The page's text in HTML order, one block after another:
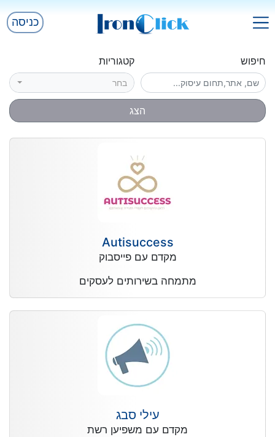
כניסה
חיפוש קטגוריות
בחר
הצג
Autisuccess
מקדם עם פייסבוק
מתמחה בשירותים לעסקים
עילי סבג
מקדם עם משפיען רשת